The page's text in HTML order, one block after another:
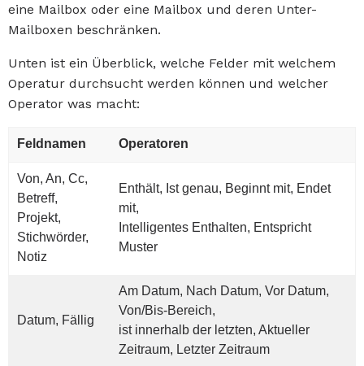
eine Mailbox oder eine Mailbox und deren Unter-
Mailboxen beschränken.
Unten ist ein Überblick, welche Felder mit welchem
Operatur durchsucht werden können und welcher
Operator was macht:
Feldnamen Operatoren
Von, An, Cc,
Betreff,
Projekt,
Stichwörder,
Notiz
Enthält, Ist genau, Beginnt mit, Endet
mit,
Intelligentes Enthalten, Entspricht
Muster
Datum, Fällig
Am Datum, Nach Datum, Vor Datum,
Von/Bis-Bereich,
ist innerhalb der letzten, Aktueller
Zeitraum, Letzter Zeitraum